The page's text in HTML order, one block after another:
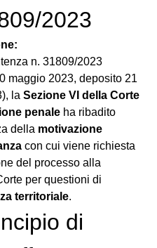
2023
n. 31809/2023
maggio 2023, deposito 21
la Sezione VI della Corte
penale ha ribadito
della motivazione
con cui viene richiesta
del processo alla
territoriale.
di